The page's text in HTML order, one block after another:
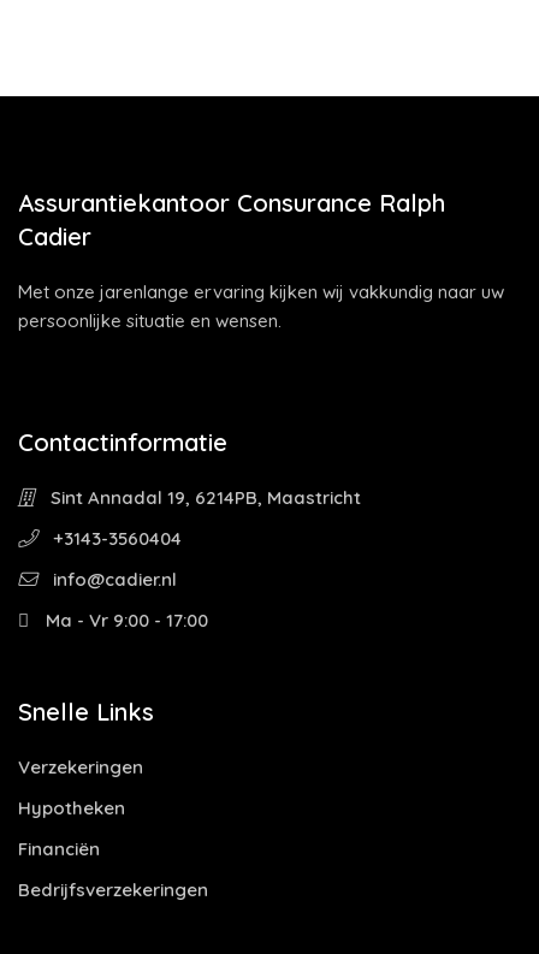
Assurantiekantoor Consurance Ralph
Cadier
Met onze jarenlange ervaring kijken wij vakkundig naar uw
persoonlijke situatie en wensen.
Contactinformatie
Sint Annadal 19, 6214PB, Maastricht
+3143-3560404
info@cadier.nl
Ma - Vr 9:00 - 17:00
Snelle Links
Verzekeringen
Hypotheken
Financiën
Bedrijfsverzekeringen